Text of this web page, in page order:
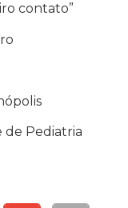
contato”
de Pediatria